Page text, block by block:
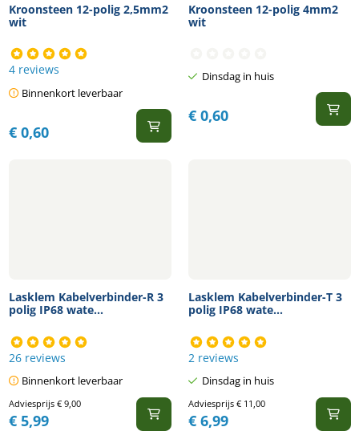
Kroonsteen 12-polig 2,5mm2
wit
4 reviews
Binnenkort leverbaar
€0,60
Kroonsteen 12-polig 4mm2
wit
Dinsdag in huis
€0,60
Lasklem Kabelverbinder-R 3
polig IP68 wate...
26 reviews
Binnenkort leverbaar
Adviesprijs €9,00
€5,99
Lasklem Kabelverbinder-T 3
polig IP68 wate...
2 reviews
Dinsdag in huis
Adviesprijs €11,00
€6,99